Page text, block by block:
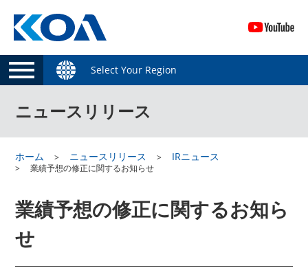
Select Your Region
ニュースリリース
ホーム ニュースリリース IRニュース
業績予想の修正に関するお知らせ
業績予想の修正に関するお知ら
せ